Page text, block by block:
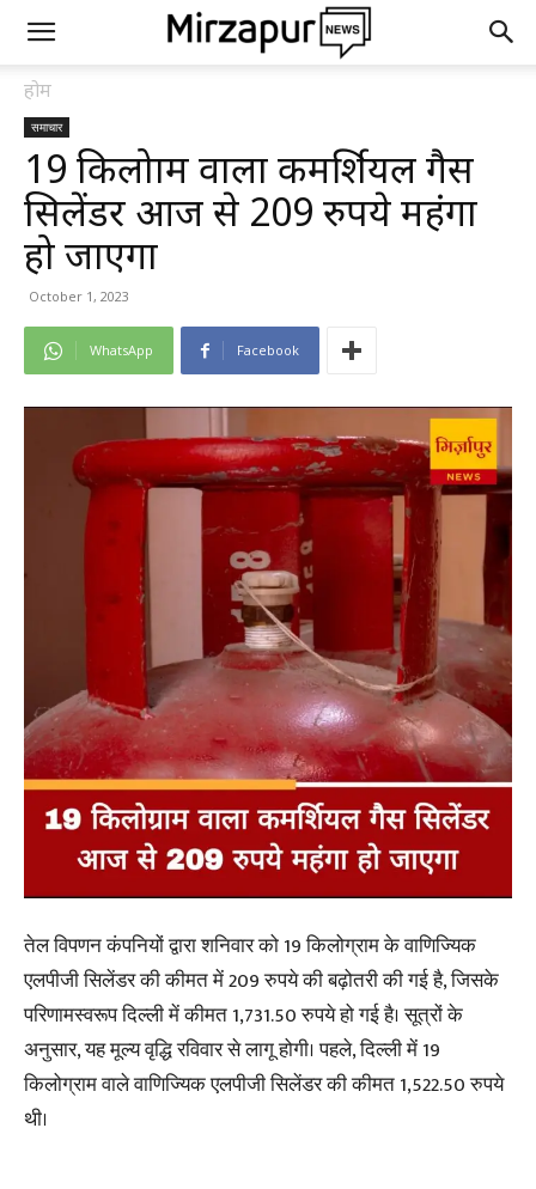
होम
समाचार
19 किलोग्राम वाला कमर्शियल गैस
सिलेंडर आज से 209 रुपये महंगा
हो जाएगा
October 1, 2023
WhatsApp Facebook
तेल विपणन कंपनियों द्वारा शनिवार को 19 किलोग्राम के वाणिज्यिक
एलपीजी सिलेंडर की कीमत में 209 रुपये की बढ़ोतरी की गई है, जिसके
परिणामस्वरूप दिल्ली में कीमत 1,731.50 रुपये हो गई है। सूत्रों के
अनुसार, यह मूल्य वृद्धि रविवार से लागू होगी। पहले, दिल्ली में 19
किलोग्राम वाले वाणिज्यिक एलपीजी सिलेंडर की कीमत 1,522.50 रुपये
थी।